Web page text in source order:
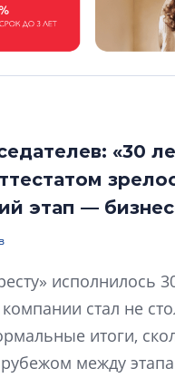
«30
этап —
исполнилось
стал не
итоги,
между